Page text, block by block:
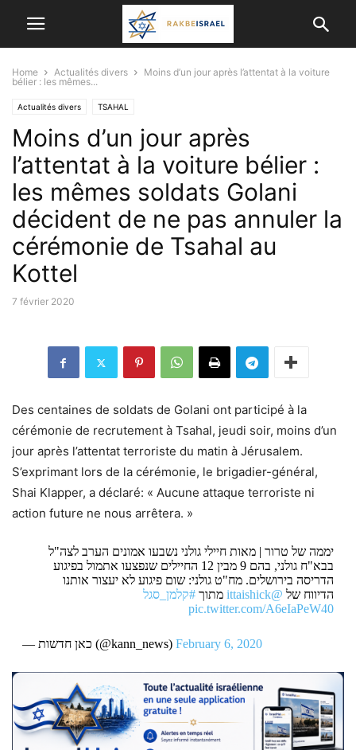
Home Actualités divers
Moins d’un jour après l’attentat à la voiture
bélier : les mêmes...
Actualités divers TSAHAL
Moins d’un jour après
l’attentat à la voiture bélier :
les mêmes soldats Golani
décident de ne pas annuler la
cérémonie de Tsahal au
Kottel
7 février 2020
Des centaines de soldats de Golani ont participé à la
cérémonie de recrutement à Tsahal, jeudi soir, moins d’un
jour après l’attentat terroriste du matin à Jérusalem.
S’exprimant lors de la cérémonie, le brigadier-général,
Shai Klapper, a déclaré: « Aucune attaque terroriste ni
action future ne nous arrêtera. »
יממה של טרור | מאות חיילי גולני נשבעו אמונים הערב לצה"ל
בבא"ח גולני, בהם 9 מבין 12 החיילים שנפצעו אתמול בפיגוע
הדריסה בירושלים. מח"ט גולני: שום פיגוע לא יעצור אותנו
הדיווח של @ittaishick מתוך #קלמן_סגל
pic.twitter.com/A6eIaPeW40
— כאן חדשות (@kann_news) February 6, 2020